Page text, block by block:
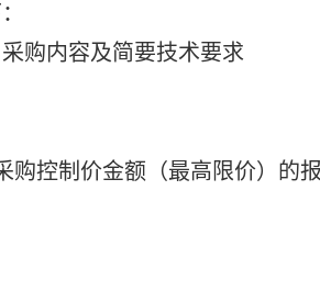
购内容及简要技术要求
控制价金额（最高限价）的